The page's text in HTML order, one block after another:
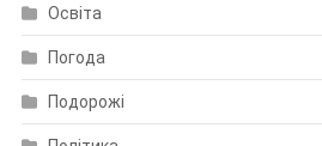
Освіта
Погода
Подорожі